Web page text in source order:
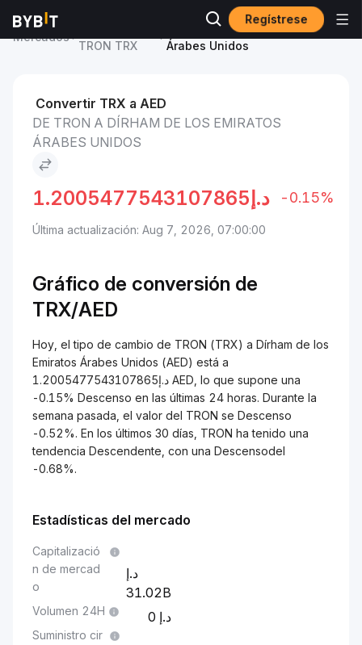
Regístrese
Mercados
TRON TRX
TRON to Dírham de los Emiratos
Árabes Unidos
Convertir TRX a AED
DE TRON A DÍRHAM DE LOS EMIRATOS
ÁRABES UNIDOS
د.إ1.2005477543107865 -0.15%
Última actualización: Aug 7, 2026, 07:00:00
Gráfico de conversión de
TRX/AED
Hoy, el tipo de cambio de TRON (TRX) a Dírham de los
Emiratos Árabes Unidos (AED) está a
د.إ1.2005477543107865 AED, lo que supone una
-0.15% Descenso en las últimas 24 horas. Durante la
semana pasada, el valor del TRON se Descenso
-0.52%. En los últimos 30 días, TRON ha tenido una
tendencia Descendente, con una Descensodel
-0.68%.
Estadísticas del mercado
Capitalizació
n de mercad
o
31.02B
Volumen 24H 0
Suministro cir